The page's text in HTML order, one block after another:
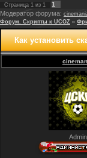
Страница 1 из 1
1
Модератор форума:
Форум. Скрипты к UCOZ »
Как установить
Admin